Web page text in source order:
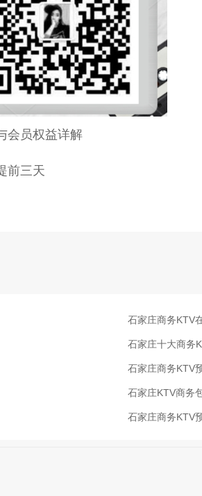
会员权益详解
前三天
石家庄商务KTV
石家庄十大商务
石家庄商务KTV
石家庄KTV商务
石家庄商务KTV